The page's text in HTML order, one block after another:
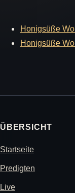
Honigsüße
Honigsüße
ÜBERSICHT
Startseite
Predigten
Live